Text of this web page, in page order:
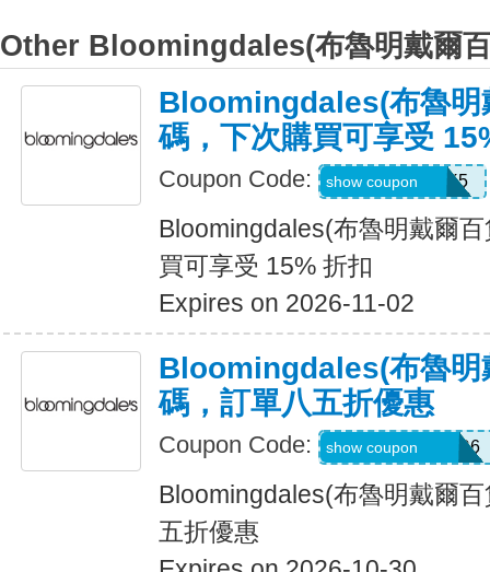
Other Bloomingdales(布魯明戴爾
Bloomingdales(布魯明
碼，下次購買可享受
Coupon Code: Z7QH7Z778XK5
show coupon
Bloomingdales(布魯明戴爾
買可享受 15% 折扣
Expires on 2026-11-02
Bloomingdales(布魯明
碼，訂單八五折優惠
Coupon Code: Z7LP8BHW2WR6
show coupon
Bloomingdales(布魯明戴爾
五折優惠